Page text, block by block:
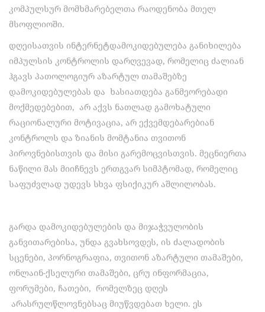
კომპულსურ მომხმარებელთა რაოდენობა მთელ
მსოფლიოში.
დღეისათვის ინტერნეტდამოკიდებულება განიხილება
იმპულსის კონტროლის დარღვევად, რომელიც ძალიან
ჰგავს პათოლოგიურ აზარტულ თამაშებზე
დამოკიდებულებას და ხასიათდება განმეორებადი
მოქმედებებით, არ აქვს ნათლად გამოხატული
რაციონალური მოტივაცია, არ ექვემდებარებიან
კონტროლს და ზიანის მომტანია თვითონ
პიროვნებისთვის და მისი გარემოცვისთვის. მეცნიერთა
ნაწილი მას მიიჩნევს ერთგვარ სიმპტომად, რომელიც
საფუძვლად უდევს სხვა ფსიქიკურ აშლილობას.
გარდა დამოკიდებულების და მიჯაჭვულობის
განვითარებისა, უნდა გვახსოვდეს, ის ძალადობის
სცენები, პორნოგრაფია, თვითონ აზარტული თამაშები,
ონლაინ-ქსელური თამაშები, ცრუ ინფორმაცია,
ფორუმები, ჩათები, რომელზეც დღეს
არასრულწლოვნებსაც მიუწვდებათ ხელი. ეს